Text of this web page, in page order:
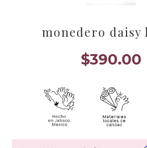
monedero daisy
$390.00